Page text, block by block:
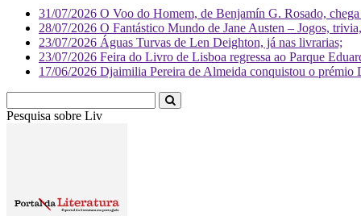
31/07/2026 O Voo do Homem, de Benjamín G. Rosado,
28/07/2026 O Fantástico Mundo de Jane Austen – Jogos,
23/07/2026 Águas Turvas de Len Deighton, já nas livrarias;
23/07/2026 Feira do Livro de Lisboa regressa ao Parque
17/06/2026 Djaimilia Pereira de Almeida conquistou o
Pesquisa sobre Literatura